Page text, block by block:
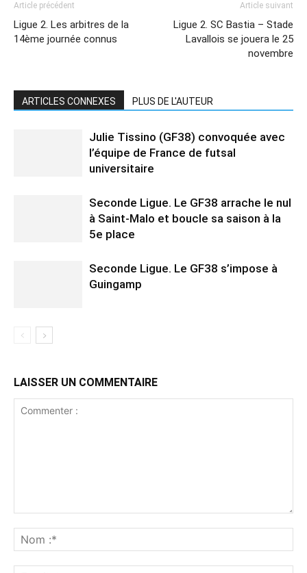
Article précédent
Ligue 2. Les arbitres de la
14ème journée connus
Article suivant
Ligue 2. SC Bastia – Stade
Lavallois se jouera le 25
novembre
ARTICLES CONNEXES PLUS DE L'AUTEUR
Julie Tissino (GF38) convoquée avec
l’équipe de France de futsal
universitaire
Seconde Ligue. Le GF38 arrache le nul
à Saint-Malo et boucle sa saison à la
5e place
Seconde Ligue. Le GF38 s’impose à
Guingamp
LAISSER UN COMMENTAIRE